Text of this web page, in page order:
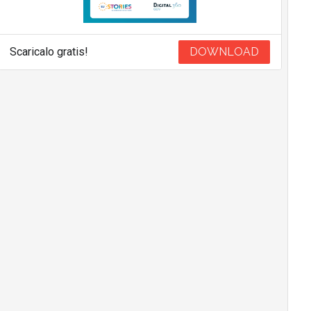
Scaricalo gratis! DOWNLOAD